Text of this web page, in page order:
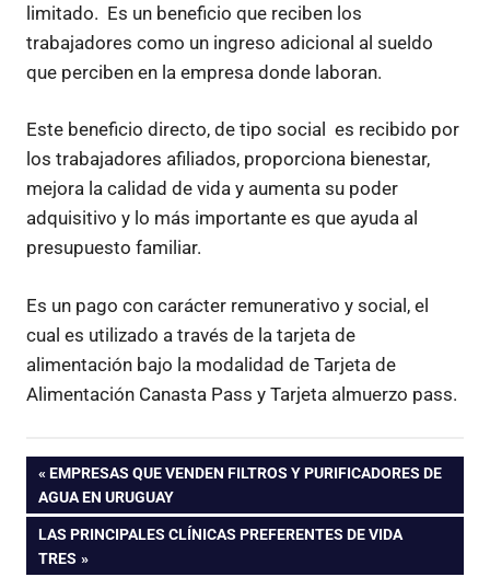
limitado. Es un beneficio que reciben los
trabajadores como un ingreso adicional al sueldo
que perciben en la empresa donde laboran.
Este beneficio directo, de tipo social es recibido por
los trabajadores afiliados, proporciona bienestar,
mejora la calidad de vida y aumenta su poder
adquisitivo y lo más importante es que ayuda al
presupuesto familiar.
Es un pago con carácter remunerativo y social, el
cual es utilizado a través de la tarjeta de
alimentación bajo la modalidad de Tarjeta de
Alimentación Canasta Pass y Tarjeta almuerzo pass.
Navegación
de
ENTRADA
ANTERIOR:
EMPRESAS QUE VENDEN FILTROS Y PURIFICADORES DE
AGUA EN URUGUAY
ENTRADA
SIGUIENTE:
LAS PRINCIPALES CLÍNICAS PREFERENTES DE VIDA
TRES